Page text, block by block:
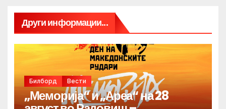
Други информации...
Билборд Вести
„Меморија“ и „Ареа“ на 28